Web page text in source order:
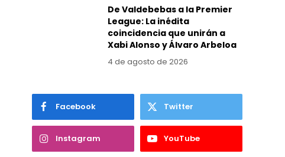
De Valdebebas a la Premier
League: La inédita
coincidencia que unirán a
Xabi Alonso y Álvaro Arbeloa
4 de agosto de 2026
Facebook Twitter
Instagram YouTube